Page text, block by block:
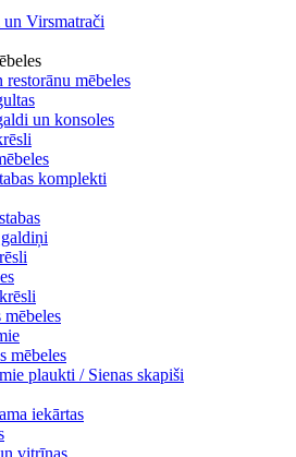
Virsmatrači
restorānu mēbeles
un konsoles
komplekti
mēbeles
plaukti / Sienas skapiši
iekārtas
vitrīnas